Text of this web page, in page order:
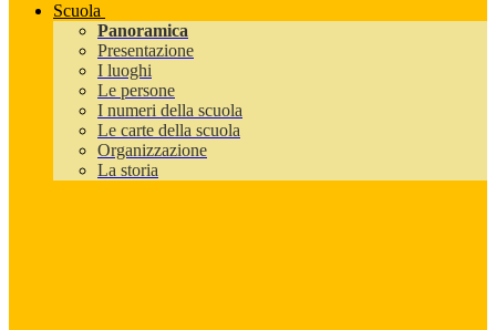
Scuola
Panoramica
Presentazione
I luoghi
Le persone
I numeri della scuola
Le carte della scuola
Organizzazione
La storia